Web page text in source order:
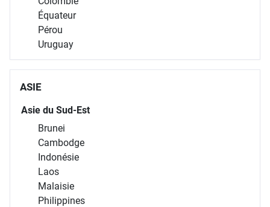
Équateur
Pérou
Uruguay
ASIE
Asie du Sud-Est
Brunei
Cambodge
Indonésie
Laos
Malaisie
Philippines